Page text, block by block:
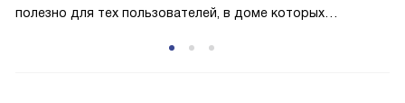
полезно для тех пользователей, в доме которых